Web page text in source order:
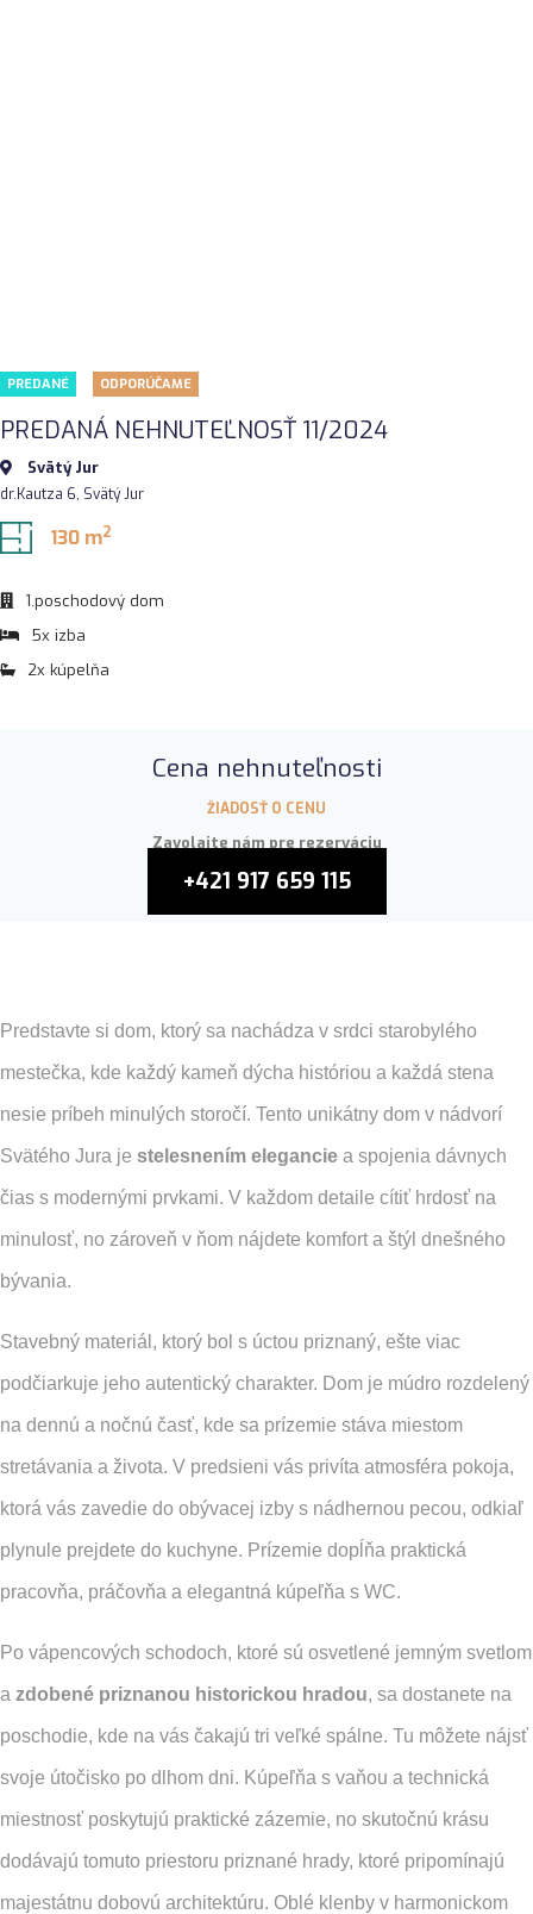
PREDANÉ ODPORÚČAME
PREDANÁ NEHNUTEĽNOSŤ 11/2024
Svätý Jur
dr.Kautza 6, Svätý Jur
130 m2
1.poschodový dom
5x izba
2x kúpelňa
Cena nehnuteľnosti
ŽIADOSŤ O CENU
Zavolajte nám pre rezerváciu
+421 917 659 115
Predstavte si dom, ktorý sa nachádza v srdci starobylého
mestečka, kde každý kameň dýcha históriou a každá stena
nesie príbeh minulých storočí. Tento unikátny dom v nádvorí
Svätého Jura je stelesnením elegancie a spojenia dávnych
čias s modernými prvkami. V každom detaile cítiť hrdosť na
minulosť, no zároveň v ňom nájdete komfort a štýl dnešného
bývania.
Stavebný materiál, ktorý bol s úctou priznaný, ešte viac
podčiarkuje jeho autentický charakter. Dom je múdro rozdelený
na dennú a nočnú časť, kde sa prízemie stáva miestom
stretávania a života. V predsieni vás privíta atmosféra pokoja,
ktorá vás zavedie do obývacej izby s nádhernou pecou, odkiaľ
plynule prejdete do kuchyne. Prízemie dopĺňa praktická
pracovňa, práčovňa a elegantná kúpeľňa s WC.
Po vápencových schodoch, ktoré sú osvetlené jemným svetlom
a zdobené priznanou historickou hradou, sa dostanete na
poschodie, kde na vás čakajú tri veľké spálne. Tu môžete nájsť
svoje útočisko po dlhom dni. Kúpeľňa s vaňou a technická
miestnosť poskytujú praktické zázemie, no skutočnú krásu
dodávajú tomuto priestoru priznané hrady, ktoré pripomínajú
majestátnu dobovú architektúru. Oblé klenby v harmonickom